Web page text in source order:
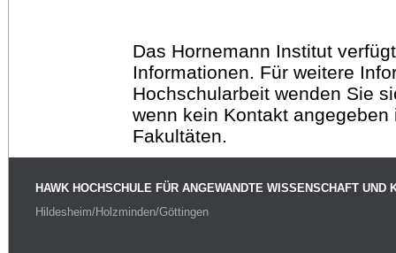
Das Hornemann Institut
Informationen. Für weitere
Hochschularbeit wenden Sie
wenn kein Kontakt
Fakultäten.
HAWK HOCHSCHULE FÜR ANGEWANDTE WISSENSCHAFT UND
Hildesheim/Holzminden/Göttingen